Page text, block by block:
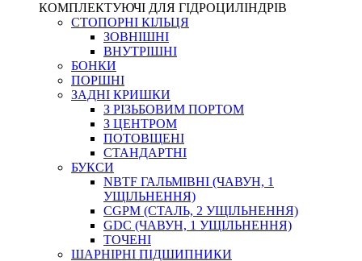
КОМПЛЕКТУЮЧІ ДЛЯ ГІДРОЦИЛІНДРІВ
СТОПОРНІ КІЛЬЦЯ
ЗОВНІШНІ
ВНУТРІШНІ
БОНКИ
ПОРШНІ
ЗАДНІ КРИШКИ
З РІЗЬБОВИМ ПОРТОМ
З ЦЕНТРОМ
ПОТОВЩЕНІ
СТАНДАРТНІ
БУКСИ
NBTF ГАЛЬМІВНІ (ЧАВУН, 1
УЩІЛЬНЕННЯ)
CGPM (СТАЛЬ, 2 УЩІЛЬНЕННЯ)
GDC (ЧАВУН, 1 УЩІЛЬНЕННЯ)
ТОЧЕНІ
ШАРНІРНІ ПІДШИПНИКИ